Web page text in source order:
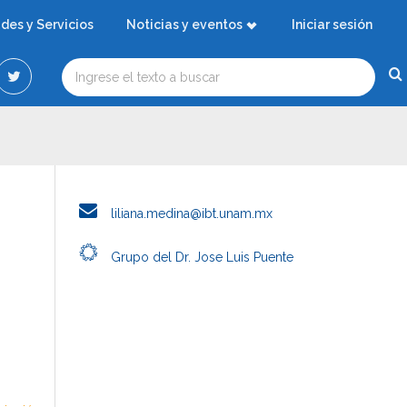
y Servicios Noticias y eventos Iniciar sesión
liliana.medina@ibt.unam.mx
Grupo del Dr. Jose Luis Puente